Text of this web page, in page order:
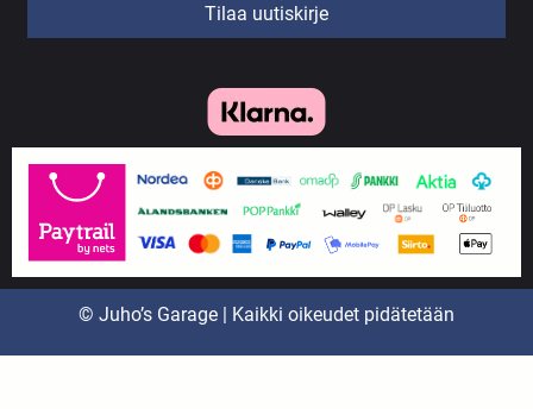
Tilaa uutiskirje
© Juho’s Garage | Kaikki oikeudet pidätetään